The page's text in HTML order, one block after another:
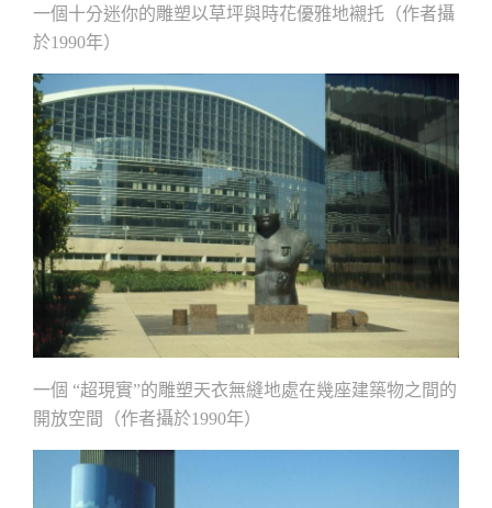
一個十分迷你的雕塑以草坪與時花優雅地襯托（作者攝
於1990年）
一個 “超現實”的雕塑天衣無縫地處在幾座建築物之間的
開放空間（作者攝於1990年）